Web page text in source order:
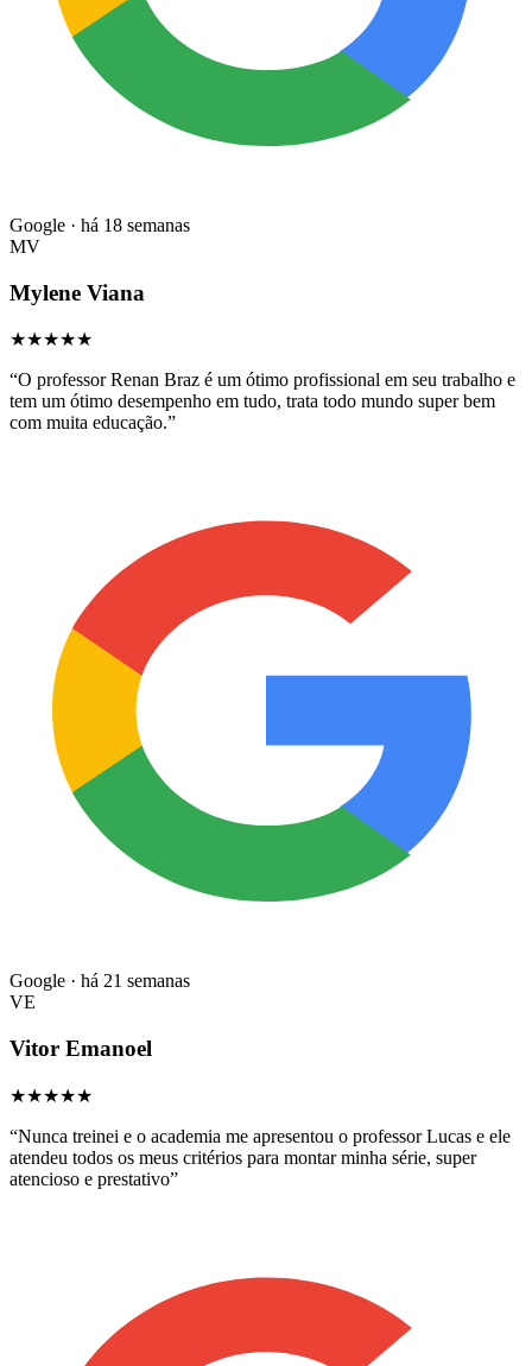
Google · há 18 semanas
MV
Mylene Viana
★★★★★
“O professor Renan Braz é um ótimo profissional em seu trabalho e
tem um ótimo desempenho em tudo, trata todo mundo super bem
com muita educação.”
Google · há 21 semanas
VE
Vitor Emanoel
★★★★★
“Nunca treinei e o academia me apresentou o professor Lucas e ele
atendeu todos os meus critérios para montar minha série, super
atencioso e prestativo”